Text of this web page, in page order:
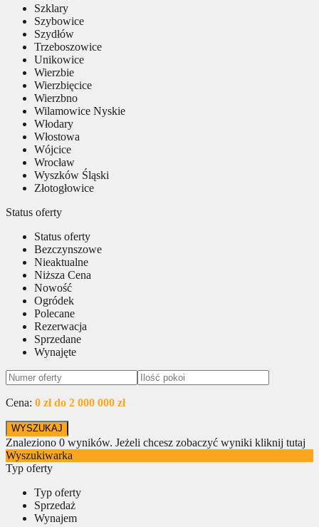
Szklary
Szybowice
Szydłów
Trzeboszowice
Unikowice
Wierzbie
Wierzbięcice
Wierzbno
Wilamowice Nyskie
Włodary
Włostowa
Wójcice
Wrocław
Wyszków Śląski
Złotogłowice
Status oferty
Status oferty
Bezczynszowe
Nieaktualne
Niższa Cena
Nowość
Ogródek
Polecane
Rezerwacja
Sprzedane
Wynajęte
Cena: 0 zł do 2 000 000 zł
Znaleziono 0 wyników. Jeżeli chcesz zobaczyć wyniki kliknij tutaj
Wyszukiwarka
Typ oferty
Typ oferty
Sprzedaż
Wynajem